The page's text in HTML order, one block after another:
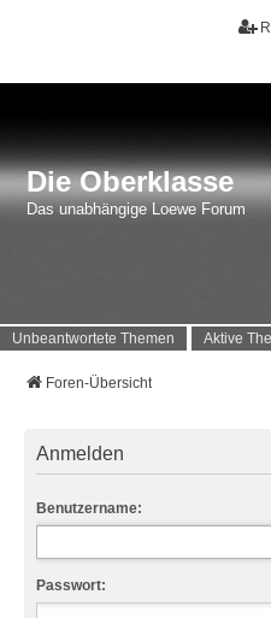
Die Oberklasse
Das unabhängige Loewe Forum
Unbeantwortete Themen Aktive
Foren-Übersicht
Anmelden
Benutzername:
Passwort: